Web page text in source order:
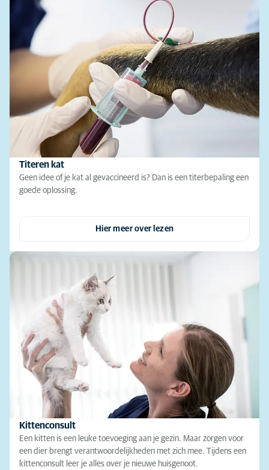
Titeren kat
Geen idee of je kat al gevaccineerd is? Dan is een titerbepaling een
goede oplossing.
Hier meer over lezen
Kittenconsult
Een kitten is een leuke toevoeging aan je gezin. Maar zorgen voor
een dier brengt verantwoordelijkheden met zich mee. Tijdens een
kittenconsult leer je alles over je nieuwe huisgenoot.